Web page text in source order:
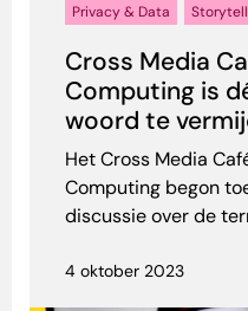
Privacy & Data
Cross Media
Computing is
woord te
Het Cross Media
Computing begon
discussie over de
4 oktober 2023